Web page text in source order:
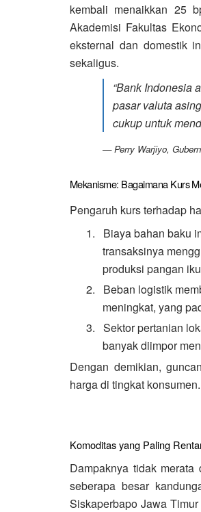
kembali menaikkan 25
Akademisi Fakultas
eksternal dan domestik
sekaligus.
“Bank Indonesia
pasar valuta
cukup untuk
— Perry Warjiyo,
Mekanisme: Bagaimana Kurs
Pengaruh kurs terhadap
1.
Biaya bahan baku
transaksinya
produksi pangan
2.
Beban logistik
meningkat, yang
3. Sektor pertanian
banyak diimpor
Dengan demikian,
harga di tingkat konsumen.
Komoditas yang Paling
Dampaknya tidak
seberapa besar
Siskaperbapo Jawa